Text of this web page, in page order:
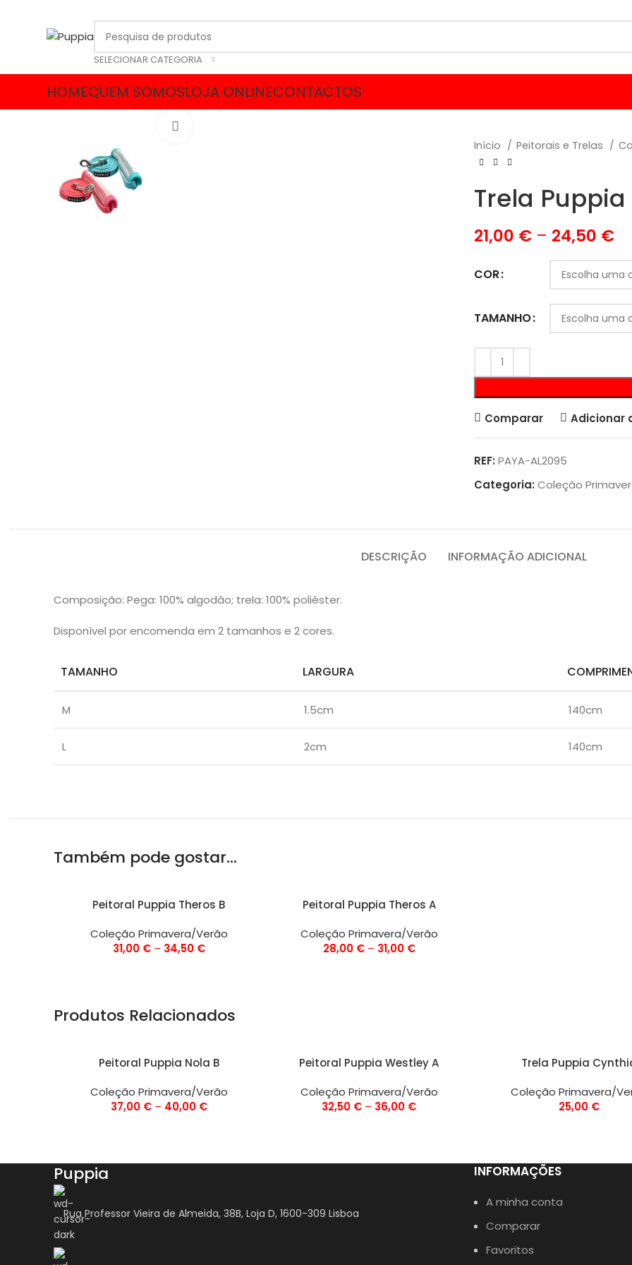
SELECIONAR CATEGORIA
HOMEQUEM SOMOSLOJA ONLINECONTACTOS
Início Peitorais e Trelas
Trela
21,00 € – 24,50 €
COR
TAMANHO
Comparar Adicionar
REF: PAYA-AL2095
Categoria: Coleção
DESCRIÇÃO INFORMAÇÃO ADICIONAL
Composição: Pega: 100% algodão; trela: 100% poliéster.
Disponível por encomenda em 2 tamanhos e 2 cores.
TAMANHO LARGURA
M 1.5cm 140cm
L 2cm 140cm
Também pode gostar…
VER OPÇÕESPeitoral Puppia Theros B
Coleção Primavera/Verão
31,00 € – 34,50 €
VER OPÇÕESPeitoral Puppia Theros A
Coleção Primavera/Verão
28,00 € – 31,00 €
Produtos Relacionados
VER OPÇÕESPeitoral Puppia Nola B
Coleção Primavera/Verão
37,00 € – 40,00 €
VER OPÇÕES
Peitoral Puppia Westley A
Coleção Primavera/Verão
32,50 € – 36,00 €
VER OPÇÕESTrela Puppia
Coleção Primavera/
25,00 €
Puppia
Rua Professor Vieira de Almeida, 38B, Loja D, 1600-309 Lisboa
INFORMAÇÕES
A minha conta
Comparar
Favoritos